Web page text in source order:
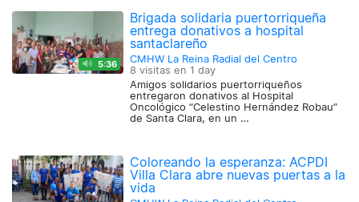
5:36
Brigada solidaria puertorriqueña
entrega donativos a hospital
santaclareño
CMHW La Reina Radial del Centro
8 visitas en 1 day
Amigos solidarios puertorriqueños
entregaron donativos al Hospital
Oncológico “Celestino Hernández Robau”
de Santa Clara, en un …
Coloreando la esperanza: ACPDI
Villa Clara abre nuevas puertas a la
vida